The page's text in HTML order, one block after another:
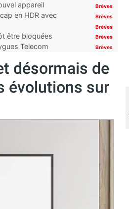
appareil
Brèves
en HDR avec
Brèves
Brèves
être bloquées
Brèves
Telecom
Brèves
désormais de
évolutions sur